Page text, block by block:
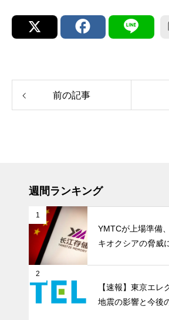
前の記事
週間ランキング
1
YMTCが上場準備
キオクシアの脅威
2
【速報】東京エレ
地震の影響と今後